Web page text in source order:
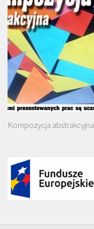
Kompozycja abstrakcyjna